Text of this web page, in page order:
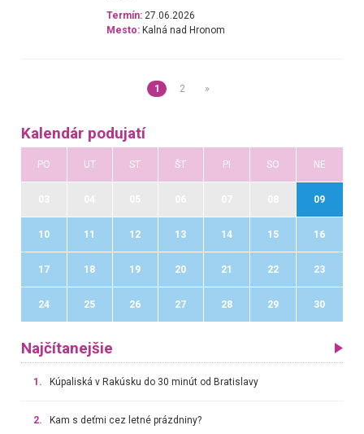
Termín: 27.06.2026
Mesto: Kalná nad Hronom
1 2 »
Kalendár podujatí
PO UT ST ŠT PI SO NE
09
10 11 12 13 14 15 16
17 18 19 20 21 22 23
24 25 26 27 28 29 30
Najčítanejšie
1. Kúpaliská v Rakúsku do 30 minút od Bratislavy
2. Kam s deťmi cez letné prázdniny?